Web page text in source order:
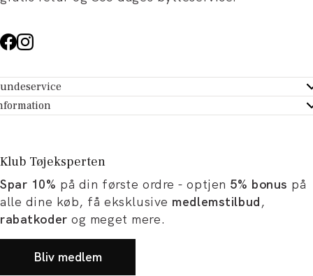
- Hjælpecenter
dit køb
Tøjeksperten
og artikler
og karriere
Klub Tøjeksperten
Spar 10% på din første ordre - optjen 5% bonus på
alle dine køb, få eksklusive medlemstilbud,
rabatkoder og meget mere.
Bliv medlem